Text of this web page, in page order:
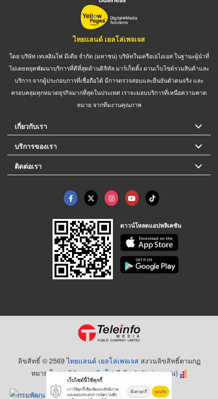
ไทยแลนด์ เยลโล่เพจเจส
โดย บริษัท เทเลอินโฟ มีเดีย จำกัด (มหาชน) บริษัทในเครือเอไอเอส ในฐานะผู้นำที่
ไม่เคยหยุดพัฒนาบริการที่ดีที่สุดด้านดิจิทัล มาร์เก็ตติ้ง ผ่านเว็บไซต์รวมสินค้าและ
บริการ จากผู้ประกอบการที่เชื่อถือได้ มีการตรวจสอบและยืนยันตัวตนจริง และ
ครอบคลุมทุกหมวดธุรกิจมากที่สุดในประเทศ เราจะมอบบริการที่เหนือความคาด
หมาย จากทีมงานคุณภาพ
เกี่ยวกับเรา
บริการของเรา
ติดต่อเรา
ดาวน์โหลดแอปพลิเคชัน
ลิขสิทธิ์ © 2569ไทยแลนด์ เยลโล่เพจเจส สงวนลิขสิทธิ์ตามกฏ
หมาย โดยบริษัท เทเลอินโฟ มีเดีย จำกัด (มหาชน)
เว็บไซต์นี้ใช้คุกกี้
เราใช้คุกกี้เพื่อเพิ่มประสิทธิภาพ
และมอบประสบการณ์ความพึง
ตั้งค่าคุกกี้ ยอมรับ